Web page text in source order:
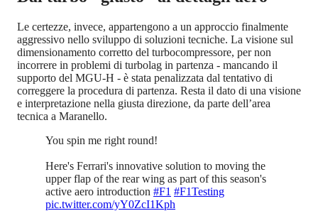
Le certezze, invece, appartengono a un approccio finalmente
aggressivo nello sviluppo di soluzioni tecniche. La visione sul
dimensionamento corretto del turbocompressore, per non
incorrere in problemi di turbolag in partenza - mancando il
supporto del MGU-H - è stata penalizzata dal tentativo di
correggere la procedura di partenza. Resta il dato di una visione
e interpretazione nella giusta direzione, da parte dell’area
tecnica a Maranello.
You spin me right round! ‍
Here's Ferrari's innovative solution to moving the
upper flap of the rear wing as part of this season's
active aero introduction #F1 #F1Testing
pic.twitter.com/yY0ZcI1Kph